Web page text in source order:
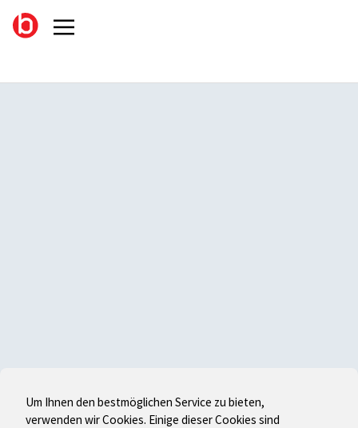
Um Ihnen den bestmöglichen Service zu bieten,
verwenden wir Cookies. Einige dieser Cookies sind